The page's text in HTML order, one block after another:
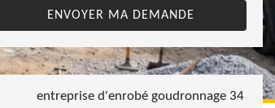
entreprise d'enrobé goudronnage 34